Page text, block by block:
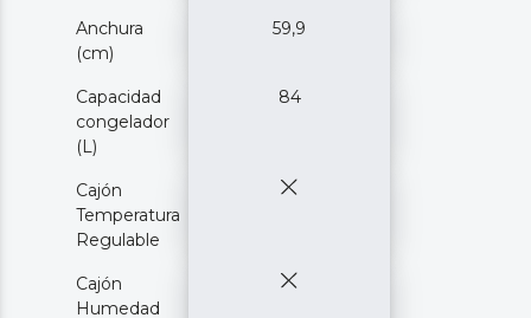
Anchura
(cm)
59,9
Capacidad
congelador
(L)
84
Cajón
Temperatura
Regulable
Cajón
Humedad